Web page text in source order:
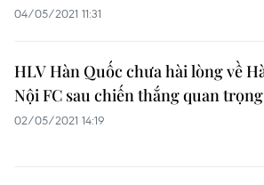
04/05/2021 11:31
HLV Hàn Quốc chưa hài lòng về
Nội FC sau chiến thắng quan trọng
02/05/2021 14:19